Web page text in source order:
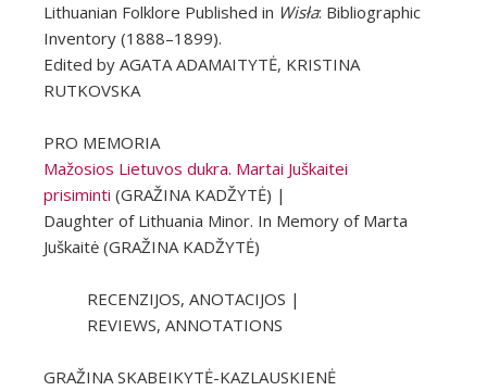
Lithuanian Folklore Published in Wisła: Bibliographic
Inventory (1888–1899).
Edited by AGATA ADAMAITYTĖ, KRISTINA
RUTKOVSKA
PRO MEMORIA
Mažosios Lietuvos dukra. Martai Juškaitei
prisiminti (GRAŽINA KADŽYTĖ) |
Daughter of Lithuania Minor. In Memory of Marta
Juškaitė (GRAŽINA KADŽYTĖ)
RECENZIJOS, ANOTACIJOS |
REVIEWS, ANNOTATIONS
GRAŽINA SKABEIKYTĖ-KAZLAUSKIENĖ